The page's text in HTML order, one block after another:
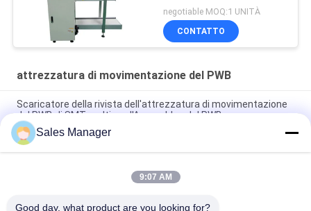
920mm
negotiable MOQ:1 UNITÀ
CONTATTO
attrezzatura di movimentazione del PWB
Scaricatore della rivista dell'attrezzatura di movimentazione
del PWB di SMT multi per l'Assemblea del PWB
Multi attrezzatura di SMT dello scaricatore della rivista del
PWB controllata dallo SpA di Omron
Caricatore regolabile 460C del PWB di SMT dell'attrezzatura di
Sales Manager
9:07 AM
Good day, what product are you looking for?